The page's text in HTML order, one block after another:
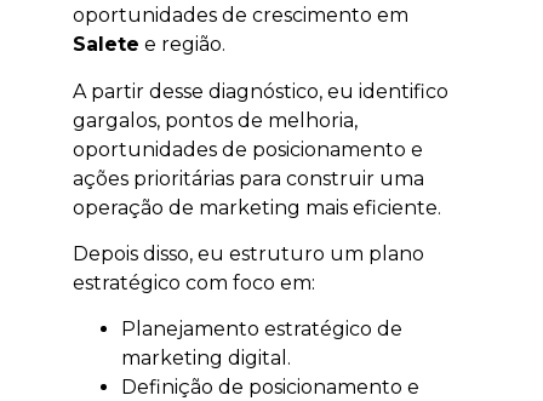
oportunidades de crescimento em
Salete e região.
A partir desse diagnóstico, eu identifico
gargalos, pontos de melhoria,
oportunidades de posicionamento e
ações prioritárias para construir uma
operação de marketing mais eficiente.
Depois disso, eu estruturo um plano
estratégico com foco em:
Planejamento estratégico de
marketing digital.
Definição de posicionamento e